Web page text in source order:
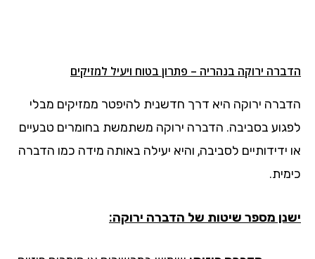
הדברה ירוקה בנהריה – פתרון בטוח ויעיל למזיקים
הדברה ירוקה היא דרך חדשנית להיפטר ממזיקים מבלי
לפגוע בסביבה. הדברה ירוקה משתמשת בחומרים טבעיים
או ידידותיים לסביבה, והיא יעילה באותה מידה כמו הדברה
כימית.
ישנן מספר שיטות של הדברה ירוקה: